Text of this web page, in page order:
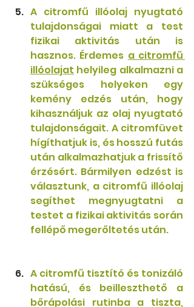
A citromfű illóolaj nyugtató
tulajdonságai miatt a test
fizikai aktivitás után is
hasznos. Érdemes a citromfű
illóolajat helyileg alkalmazni a
szükséges helyeken egy
kemény edzés után, hogy
kihasználjuk az olaj nyugtató
tulajdonságait. A citromfüvet
hígíthatjuk is, és hosszú futás
után alkalmazhatjuk a frissítő
érzésért. Bármilyen edzést is
választunk, a citromfű illóolaj
segíthet megnyugtatni a
testet a fizikai aktivitás során
fellépő megerőltetés után.
A citromfű tisztító és tonizáló
hatású, és beilleszthető a
bőrápolási rutinba a tiszta,